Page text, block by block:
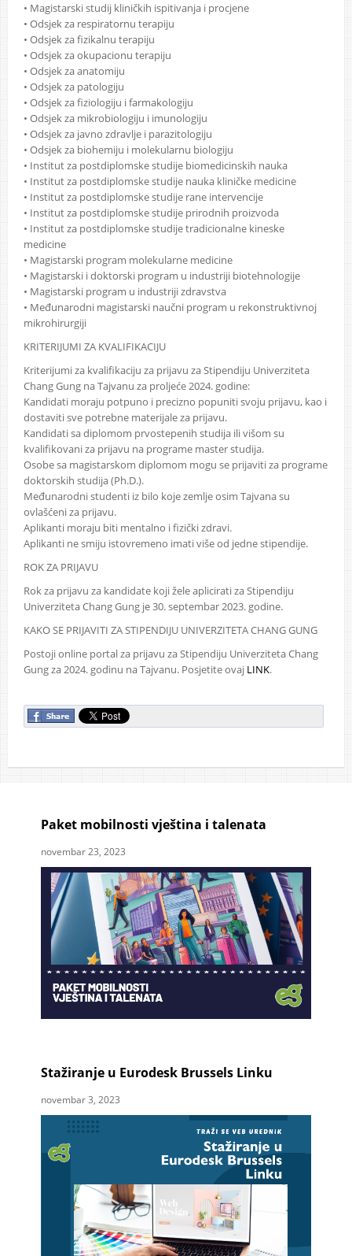
• Magistarski studij kliničkih ispitivanja i procjene
• Odsjek za respiratornu terapiju
• Odsjek za fizikalnu terapiju
• Odsjek za okupacionu terapiju
• Odsjek za anatomiju
• Odsjek za patologiju
• Odsjek za fiziologiju i farmakologiju
• Odsjek za mikrobiologiju i imunologiju
• Odsjek za javno zdravlje i parazitologiju
• Odsjek za biohemiju i molekularnu biologiju
• Institut za postdiplomske studije biomedicinskih nauka
• Institut za postdiplomske studije nauka kliničke medicine
• Institut za postdiplomske studije rane intervencije
• Institut za postdiplomske studije prirodnih proizvoda
• Institut za postdiplomske studije tradicionalne kineske
medicine
• Magistarski program molekularne medicine
• Magistarski i doktorski program u industriji biotehnologije
• Magistarski program u industriji zdravstva
• Međunarodni magistarski naučni program u rekonstruktivnoj
mikrohirurgiji
KRITERIJUMI ZA KVALIFIKACIJU
Kriterijumi za kvalifikaciju za prijavu za Stipendiju Univerziteta
Chang Gung na Tajvanu za proljeće 2024. godine:
Kandidati moraju potpuno i precizno popuniti svoju prijavu, kao i
dostaviti sve potrebne materijale za prijavu.
Kandidati sa diplomom prvostepenih studija ili višom su
kvalifikovani za prijavu na programe master studija.
Osobe sa magistarskom diplomom mogu se prijaviti za programe
doktorskih studija (Ph.D.).
Međunarodni studenti iz bilo koje zemlje osim Tajvana su
ovlašćeni za prijavu.
Aplikanti moraju biti mentalno i fizički zdravi.
Aplikanti ne smiju istovremeno imati više od jedne stipendije.
ROK ZA PRIJAVU
Rok za prijavu za kandidate koji žele aplicirati za Stipendiju
Univerziteta Chang Gung je 30. septembar 2023. godine.
KAKO SE PRIJAVITI ZA STIPENDIJU UNIVERZITETA CHANG GUNG
Postoji online portal za prijavu za Stipendiju Univerziteta Chang
Gung za 2024. godinu na Tajvanu. Posjetite ovaj LINK.
Paket mobilnosti vještina i talenata
novembar 23, 2023
Stažiranje u Eurodesk Brussels Linku
novembar 3, 2023